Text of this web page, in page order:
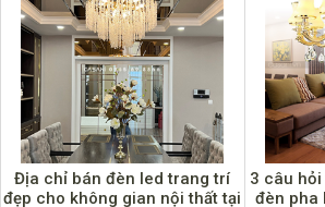
Địa chỉ bán đèn led trang trí
đẹp cho không gian nội thất tại
3 câu
đèn pha